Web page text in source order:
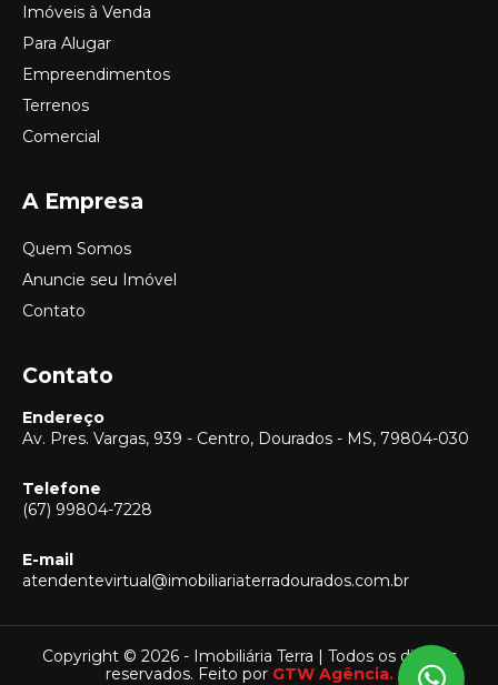
Imóveis à Venda
Para Alugar
Empreendimentos
Terrenos
Comercial
A Empresa
Quem Somos
Anuncie seu Imóvel
Contato
Contato
Endereço
Av. Pres. Vargas, 939 - Centro, Dourados - MS, 79804-030
Telefone
(67) 99804-7228
E-mail
atendentevirtual@imobiliariaterradourados.com.br
Copyright © 2026 - Imobiliária Terra | Todos os direitos
reservados. Feito por GTW Agência.
Vendas
(67) 99804-7228
Locação
(67) 99804-7228